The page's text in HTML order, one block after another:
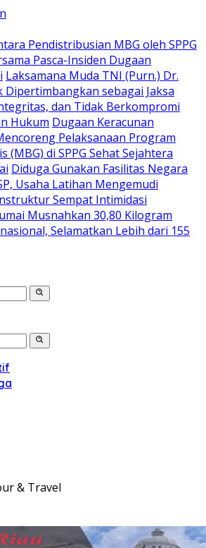
Pendistribusian MBG oleh SPPG
Pasca-Insiden Dugaan
Laksamana Muda TNI (Purn.) Dr.
Dipertimbangkan sebagai Jaksa
dan Tidak Berkompromi
Hukum Dugaan Keracunan
Pelaksanaan Program
(MBG) di SPPG Sehat Sejahtera
Diduga Gunakan Fasilitas Negara
Usaha Latihan Mengemudi
Sempat Intimidasi
Musnahkan 30,80 Kilogram
Selamatkan Lebih dari 155